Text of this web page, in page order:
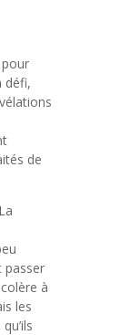
défi,
de
passer
à
les